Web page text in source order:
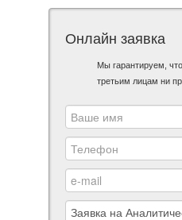
Онлайн заявка
Мы гарантируем,
третьим лицам ни